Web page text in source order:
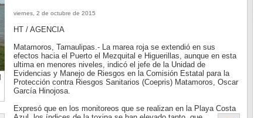
viernes, 2 de octubre de 2015
HT / AGENCIA
Matamoros, Tamaulipas.- La marea roja se extendió en sus
efectos hacia el Puerto el Mezquital e Higuerillas, aunque en esta
ultima en menores niveles, indicó el jefe de la Unidad de
Evidencias y Manejo de Riesgos en la Comisión Estatal para la
Protección contra Riesgos Sanitarios (Coepris) Matamoros, Oscar
García Hinojosa.
Expresó que en los monitoreos que se realizan en la Playa Costa